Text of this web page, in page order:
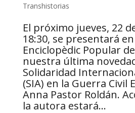
Transhistorias
El próximo jueves, 22
18:30, se presentará
Enciclopèdic Popular
nuestra última
Solidaridad
(SIA) en la Guerra Civil
Anna Pastor Roldán.
la autora estará...